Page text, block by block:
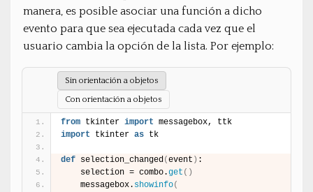
manera, es posible asociar una función a dicho
evento para que sea ejecutada cada vez que el
usuario cambia la opción de la lista. Por ejemplo:
Sin orientación a objetos
Con orientación a objetos
from tkinter import messagebox, ttk
import tkinter as tk
def selection_changed(event ) :
    selection = combo.
get ( )
    messagebox.
showinfo(